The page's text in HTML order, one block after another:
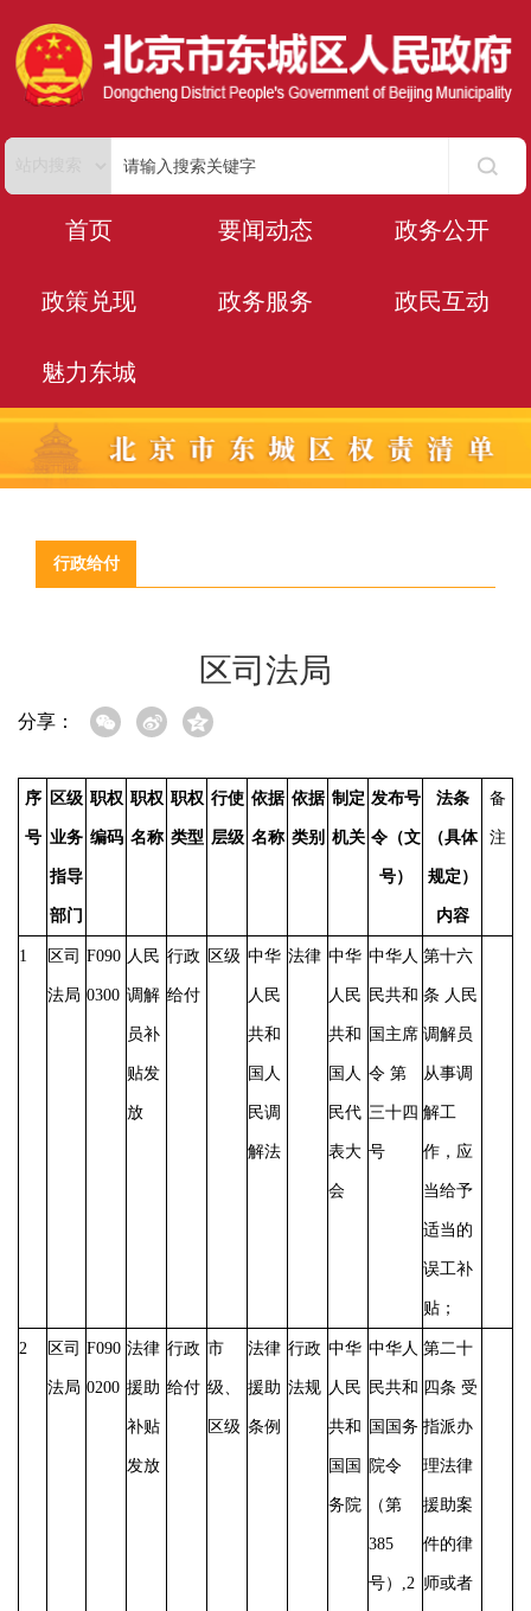
首页 要闻动态 政务公开
政策兑现 政务服务 政民互动
魅力东城
行政给付
区司法局
分享：
序
号
区级
业务
指导
部门
职权
编码
职权
名称
职权
类型
行使
层级
依据
名称
依据
类别
制定
机关
发布号
令（文
号）
法条
（具体
规定）
内容
备
注
1 区司
法局
F090
0300
人民
调解
员补
贴发
放
行政
给付
区级 中华
人民
共和
国人
民调
解法
法律 中华
人民
共和
国人
民代
表大
会
​中华人
民共和
国主席
令 第
三十四
号
第十六
条 人民
调解员
从事调
解工
作，应
当给予
适当的
误工补
贴；
2 区司
法局
F090
0200
法律
援助
补贴
发放
行政
给付
市
级、
区级
法律
援助
条例
行政
法规
中华
人民
共和
国国
务院
中华人
民共和
国国务
院令
（第
385
号）,2
第二十
四条 受
指派办
理法律
援助案
件的律
师或者